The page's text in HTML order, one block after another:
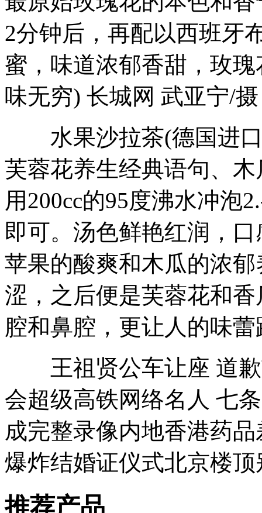
2分钟后，再配以西班牙
蜜，味道浓郁香甜，玫
味无穷) 长城网 武亚宁/摄
水果沙拉茶(德国进口
芙蓉花养生经典语句、
用200cc的95度沸水冲泡
即可。汤色鲜艳红润，
苹果的酸爽和木瓜的浓
涩，之后便是芙蓉花和
腔和鼻腔，更让人的味
王祖贤公车让座 道歉
会超级高铁网络名人 七
成完整录像内地香港药
爆炸结婚证仪式北京楼
推荐产品